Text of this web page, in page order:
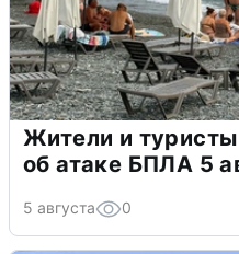
Жители и
об атаке БПЛА 5
5 августа 0